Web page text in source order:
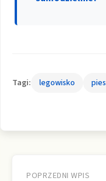
Tagi: legowisko pies
POPRZEDNI WPIS